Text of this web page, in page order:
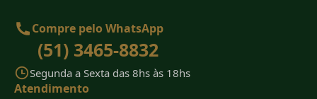
Compre pelo WhatsApp
(51) 3465-8832
Segunda a Sexta das 8hs às 18hs
Atendimento